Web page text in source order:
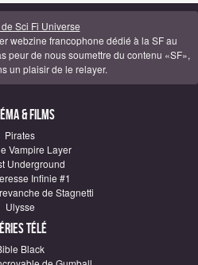
Sci Fi Universe
webzine francophone dédié à la SF au
peur de nous soumettre du contenu «SF»,
un plaisir de le relayer.
& Films
Pirates
Vampire Layer
Underground
Infinie #1
de Stagnetti
Ulysse
télé
Black